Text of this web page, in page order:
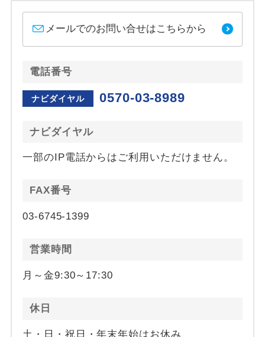
メールでのお問い合せはこちらから
電話番号
ナビダイヤル 0570-03-8989
ナビダイヤル
一部のIP電話からはご利用いただけません。
FAX番号
03-6745-1399
営業時間
月～金9:30～17:30
休日
土・日・祝日・年末年始はお休み